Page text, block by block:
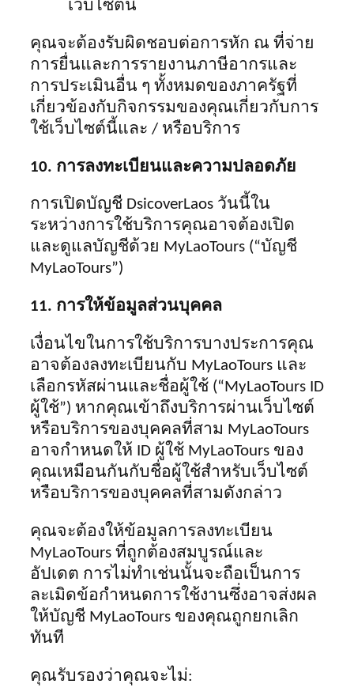
เว็บไซต์นี้
คุณจะต้องรับผิดชอบต่อการหัก ณ ที่จ่าย
การยื่นและการรายงานภาษีอากรและ
การประเมินอื่น ๆ ทั้งหมดของภาครัฐที่
เกี่ยวข้องกับกิจกรรมของคุณเกี่ยวกับการ
ใช้เว็บไซต์นี้และ / หรือบริการ
10. การลงทะเบียนและความปลอดภัย
การเปิดบัญชี DsicoverLaos วันนี้ใน
ระหว่างการใช้บริการคุณอาจต้องเปิด
และดูแลบัญชีด้วย MyLaoTours (“บัญชี
MyLaoTours”)
11. การให้ข้อมูลส่วนบุคคล
เงื่อนไขในการใช้บริการบางประการคุณ
อาจต้องลงทะเบียนกับ MyLaoTours และ
เลือกรหัสผ่านและชื่อผู้ใช้ (“MyLaoTours ID
ผู้ใช้”) หากคุณเข้าถึงบริการผ่านเว็บไซต์
หรือบริการของบุคคลที่สาม MyLaoTours
อาจกำหนดให้ ID ผู้ใช้ MyLaoTours ของ
คุณเหมือนกันกับชื่อผู้ใช้สำหรับเว็บไซต์
หรือบริการของบุคคลที่สามดังกล่าว
คุณจะต้องให้ข้อมูลการลงทะเบียน
MyLaoTours ที่ถูกต้องสมบูรณ์และ
อัปเดต การไม่ทำเช่นนั้นจะถือเป็นการ
ละเมิดข้อกำหนดการใช้งานซึ่งอาจส่งผล
ให้บัญชี MyLaoTours ของคุณถูกยกเลิก
ทันที
คุณรับรองว่าคุณจะไม่: